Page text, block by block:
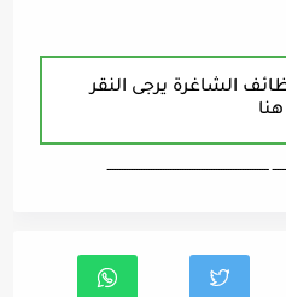
الشاغرة يرجى النقر
هنا
ـــــــــــــــــــــــــــــــــــــــــــــــــــــــــــــــــــ